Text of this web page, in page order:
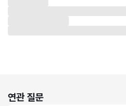
연관 질문